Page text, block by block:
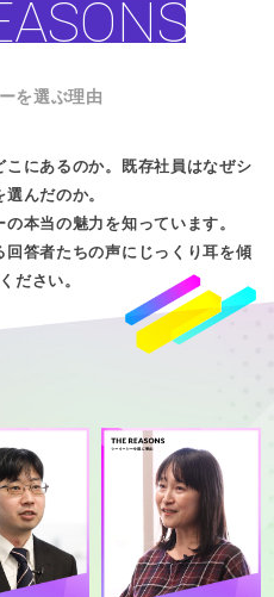
を選ぶ理由
にあるのか。既存社員はなぜシ
んだのか。
本当の魅力を知っています。
答者たちの声にじっくり耳を傾
ださい。